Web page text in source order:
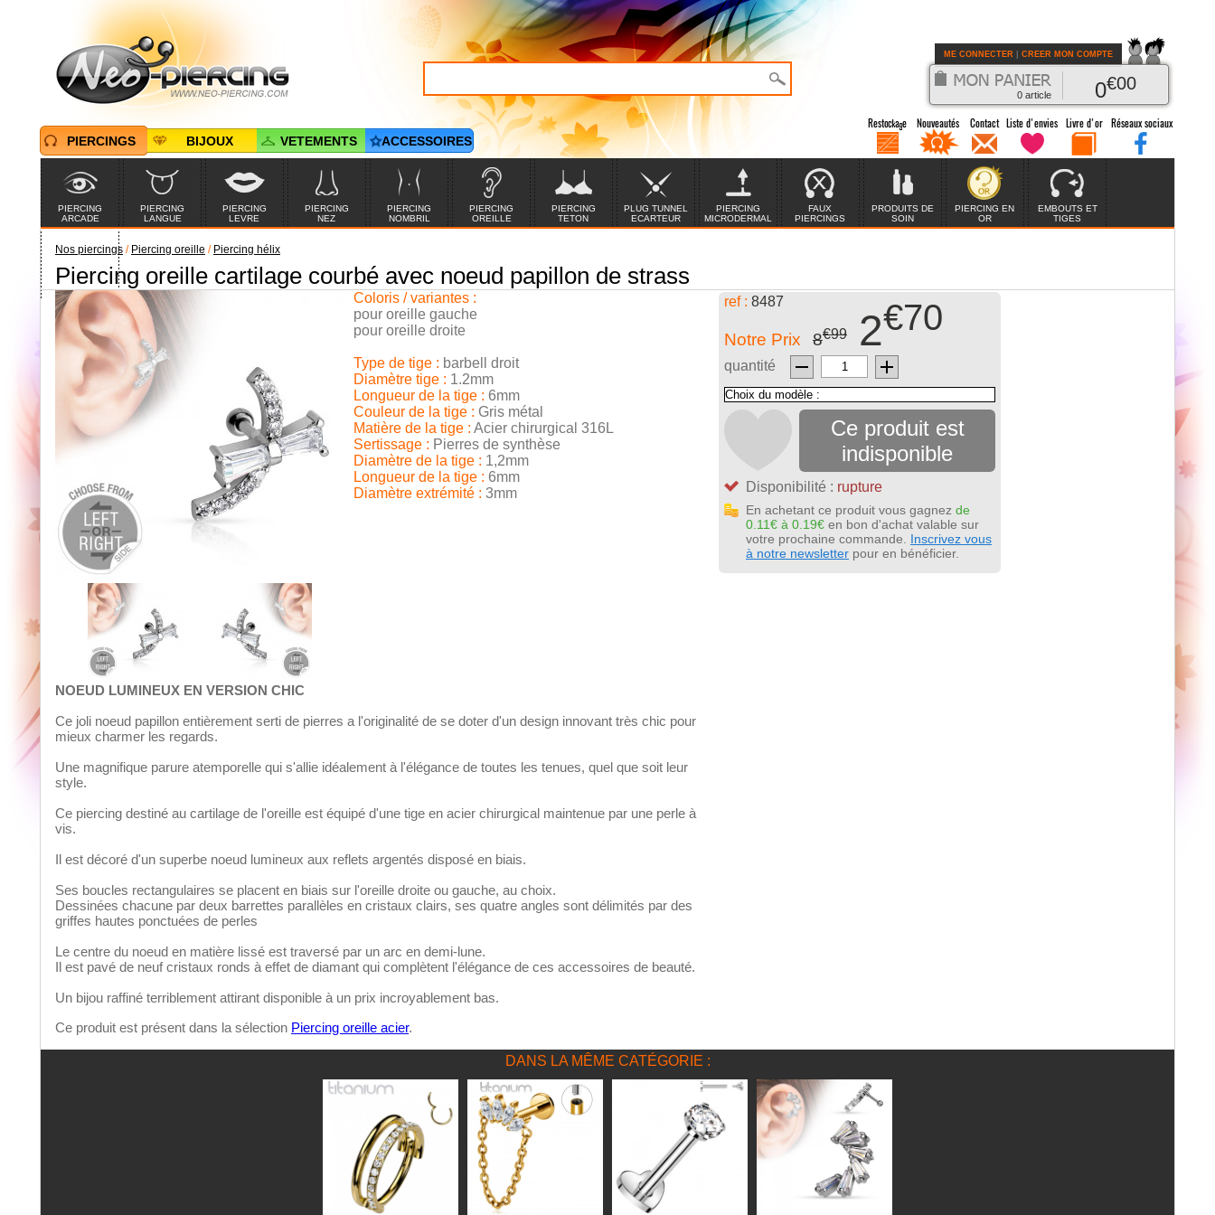
0 article 0€00
ME CONNECTER CREER MON COMPTE
PIERCINGS
PIERCING
ARCADE
PIERCING
LANGUE
PIERCING
LEVRE
PIERCING
NEZ
PIERCING
NOMBRIL
PIERCING
OREILLE
PIERCING
TETON
PLUG TUNNEL
ECARTEUR
PIERCING
MICRODERMAL
FAUX
PIERCINGS
PRODUITS DE
SOIN
PIERCING EN
OR
EMBOUTS ET
TIGES
PIERCINGS EN
PROMOTION
BIJOUX VETEMENTS ACCESSOIRES
Nos piercings / Piercing oreille / Piercing hélix
Piercing oreille cartilage courbé avec noeud papillon de strass
ref : 8487
Notre Prix 8€99 2€70
quantité
Ce produit est
indisponible
Disponibilité : rupture
En achetant ce produit vous gagnez de
0.11€ à 0.19€ en bon d'achat valable sur
votre prochaine commande. Inscrivez vous
à notre newsletter pour en bénéficier.
Coloris / variantes :
pour oreille gauche
pour oreille droite
Type de tige : barbell droit
Diamètre tige : 1.2mm
Longueur de la tige : 6mm
Couleur de la tige : Gris métal
Matière de la tige : Acier chirurgical 316L
Sertissage : Pierres de synthèse
Diamètre de la tige : 1,2mm
Longueur de la tige : 6mm
Diamètre extrémité : 3mm
NOEUD LUMINEUX EN VERSION CHIC
Ce joli noeud papillon entièrement serti de pierres a l'originalité de se doter d'un design innovant très chic pour
mieux charmer les regards.
Une magnifique parure atemporelle qui s'allie idéalement à l'élégance de toutes les tenues, quel que soit leur
style.
Ce piercing destiné au cartilage de l'oreille est équipé d'une tige en acier chirurgical maintenue par une perle à
vis.
Il est décoré d'un superbe noeud lumineux aux reflets argentés disposé en biais.
Ses boucles rectangulaires se placent en biais sur l'oreille droite ou gauche, au choix.
Dessinées chacune par deux barrettes parallèles en cristaux clairs, ses quatre angles sont délimités par des
griffes hautes ponctuées de perles
Le centre du noeud en matière lissé est traversé par un arc en demi-lune.
Il est pavé de neuf cristaux ronds à effet de diamant qui complètent l'élégance de ces accessoires de beauté.
Un bijou raffiné terriblement attirant disponible à un prix incroyablement bas.
Ce produit est présent dans la sélection Piercing oreille acier.
DANS LA MÊME CATÉGORIE :